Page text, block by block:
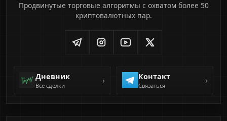
деятельностью.
Фьючерсная торговля может привести к полной
Прошлая доходность не гарантирует будущей
Используйте только ту сумму, которую готовы
потерять.
инструментов на бирже. Инвестируйте только
Продвинутые торговые алгоритмы с охватом более 50
криптовалютных пар.
Дневник
Все сделки › Контакт
Связаться ›